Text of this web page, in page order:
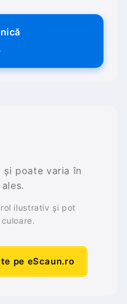
și poate varia în
ilustrativ și pot
pe eScaun.ro